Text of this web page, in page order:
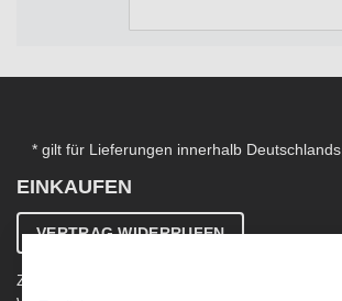
* gilt für Lieferungen innerhalb
EINKAUFEN
VERTRAG WIDERRUFEN
Zahlung & Versand